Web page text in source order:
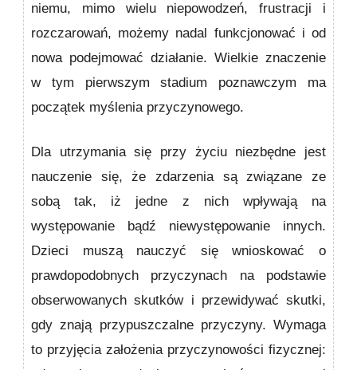
niemu, mimo wielu niepo­wodzeń, frustracji i
rozczarowań, możemy nadal funkcjo­nować i od
nowa podejmować działanie. Wielkie znaczenie
w tym pierwszym stadium poznaw­czym ma
początek myślenia przyczynowego.
Dla utrzymania się przy życiu niezbędne jest
nauczenie się, że zdarzenia są związane ze
sobą tak, iż jedne z nich wpływają na
występowanie bądź niewystępowanie innych.
Dzieci muszą nauczyć się wnioskować o
prawdopodobnych przy­czynach na podstawie
obserwowanych skutków i przewi­dywać skutki,
gdy znają przypuszczalne przyczyny. Wymaga
to przyjęcia założenia przyczynowości fizycznej: